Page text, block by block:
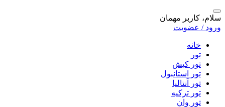
سلام، کاربر مهمان
ورود / عضویت
خانه
تور
تور کیش
تور استانبول
تور آنتالیا
تور ترکیه
تور وان